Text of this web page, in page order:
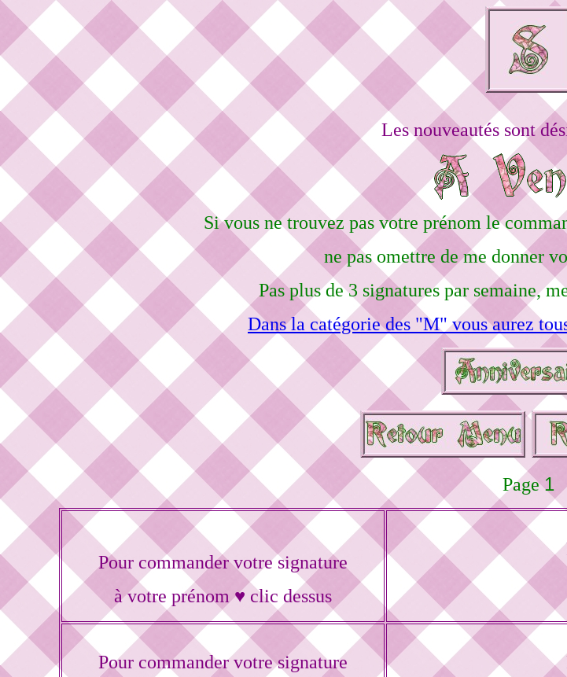
Les nouveautés sont
Si vous ne trouvez pas votre prénom le
ne pas omettre de me donner
Pas plus de 3 signatures par semaine,
Dans la catégorie des "M" vous aurez
Page1
Pour commander votre signature
à votre prénom ♥ clic dessus
Pour commander votre signature